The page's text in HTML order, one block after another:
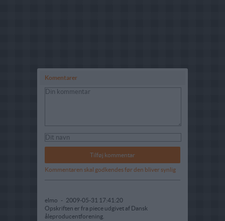
Komentarer
Kommentaren skal godkendes før den bliver synlig
elmo - 2009-05-31 17:41:20
Opskriften er fra piece udgivet af Dansk
åleproducentforening.